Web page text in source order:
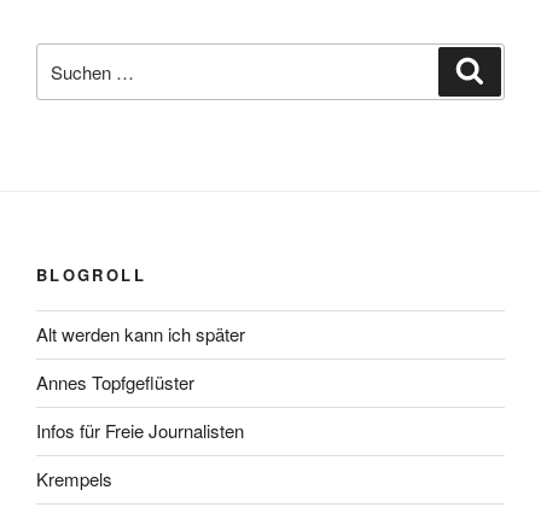
nach:
BLOGROLL
Alt werden kann ich später
Annes Topfgeflüster
Infos für Freie Journalisten
Krempels